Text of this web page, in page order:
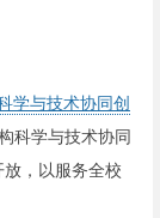
学与技术协同创
科学与技术协同
，以服务全校